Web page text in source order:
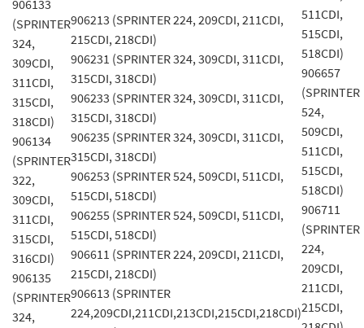
906133
(SPRINTER
324,
309CDI,
311CDI,
315CDI,
318CDI)
906134
(SPRINTER
322,
309CDI,
311CDI,
315CDI,
316CDI)
906135
(SPRINTER
324,
906213 (SPRINTER 224, 209CDI, 211CDI,
215CDI, 218CDI)
906231 (SPRINTER 324, 309CDI, 311CDI,
315CDI, 318CDI)
906233 (SPRINTER 324, 309CDI, 311CDI,
315CDI, 318CDI)
906235 (SPRINTER 324, 309CDI, 311CDI,
315CDI, 318CDI)
906253 (SPRINTER 524, 509CDI, 511CDI,
515CDI, 518CDI)
906255 (SPRINTER 524, 509CDI, 511CDI,
515CDI, 518CDI)
906611 (SPRINTER 224, 209CDI, 211CDI,
215CDI, 218CDI)
906613 (SPRINTER
224,209CDI,211CDI,213CDI,215CDI,218CDI)
511CDI,
515CDI,
518CDI)
906657
(SPRINTER
524,
509CDI,
511CDI,
515CDI,
518CDI)
906711
(SPRINTER
224,
209CDI,
211CDI,
215CDI,